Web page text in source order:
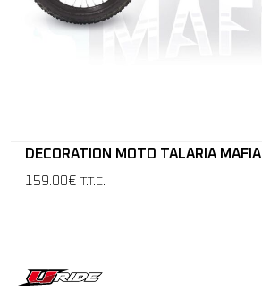
DECORATION MOTO TALARIA MAFIA
159.00€ T.T.C.